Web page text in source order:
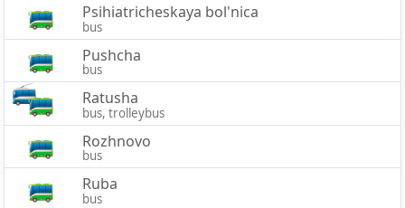
Psihiatricheskaya bol'nica
bus
Pushcha
bus
Ratusha
bus, trolleybus
Rozhnovo
bus
Ruba
bus